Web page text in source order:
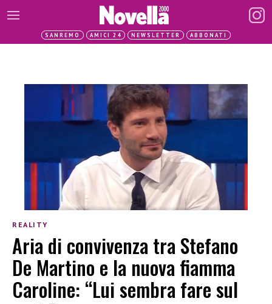
SANREMO AMICI 24 NEWSLETTER ABBONATI
REALITY
Aria di convivenza tra Stefano
De Martino e la nuova fiamma
Caroline: “Lui sembra fare sul